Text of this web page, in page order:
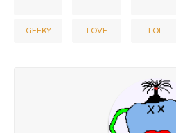
GEEKY LOVE LOL